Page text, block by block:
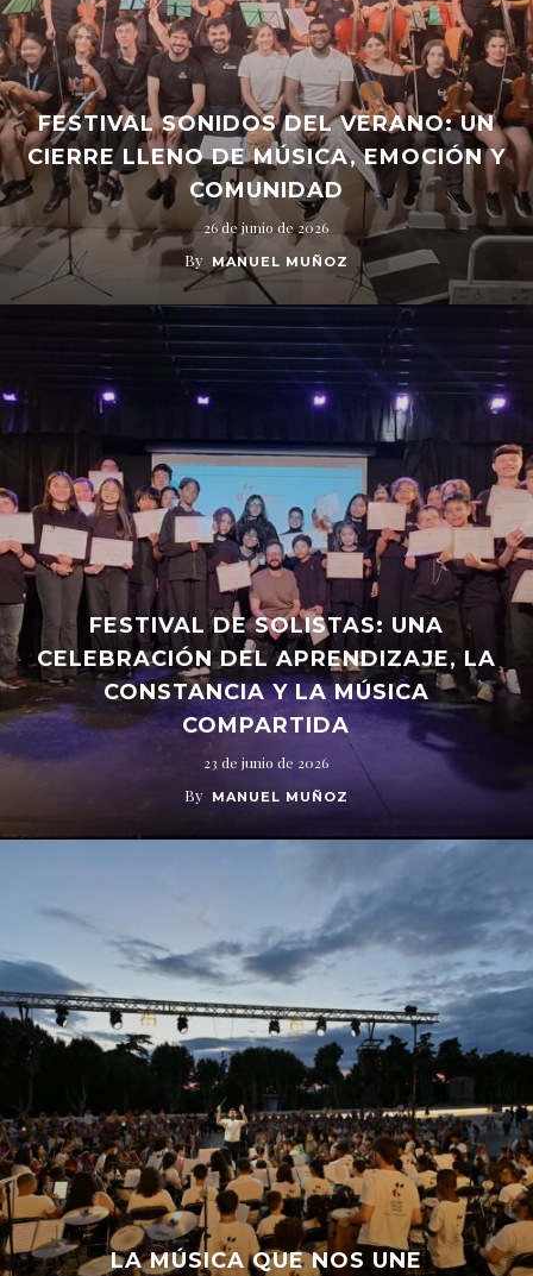
FESTIVAL SONIDOS DEL VERANO: UN
CIERRE LLENO DE MÚSICA, EMOCIÓN Y
COMUNIDAD
26 de junio de 2026
By MANUEL MUÑOZ
FESTIVAL DE SOLISTAS: UNA
CELEBRACIÓN DEL APRENDIZAJE, LA
CONSTANCIA Y LA MÚSICA
COMPARTIDA
23 de junio de 2026
By MANUEL MUÑOZ
LA MÚSICA QUE NOS UNE